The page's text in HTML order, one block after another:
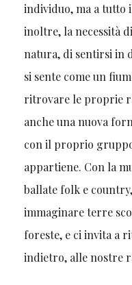
individuo, ma a tutto
inoltre, la necessità
natura, di sentirsi in
si sente come un
ritrovare le proprie
anche una nuova
con il proprio
appartiene. Con la
ballate folk e
immaginare terre
foreste, e ci invita a
indietro, alle nostre